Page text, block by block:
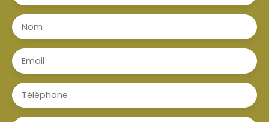
Nom
Email
Téléphone